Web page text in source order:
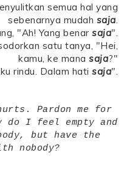
semua hal yang
sebenarnya mudah saja.
"Ah! Yang benar saja".
satu tanya, "Hei,
kamu, ke mana saja?"
rindu. Dalam hati saja".
Pardon me for
do I feel empty and
but have the
nobody?